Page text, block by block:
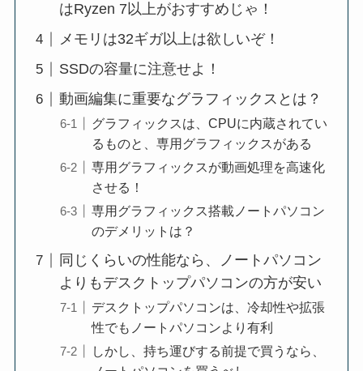
はRyzen 7以上がおすすめじゃ！
メモリは32ギガ以上は欲しいぞ！
SSDの容量に注意せよ！
動画編集に重要なグラフィックスとは？
グラフィックスは、CPUに内蔵されてい
るものと、専用グラフィックスがある
専用グラフィックスが動画処理を高速化
させる！
専用グラフィックス搭載ノートパソコン
のデメリットは？
同じくらいの性能なら、ノートパソコン
よりもデスクトップパソコンの方が安い
デスクトップパソコンは、冷却性や拡張
性でもノートパソコンより有利
しかし、持ち運びする前提で買うなら、